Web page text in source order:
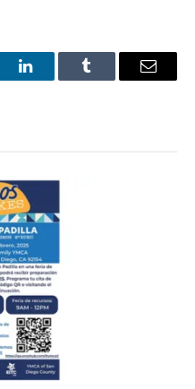
LinkedInTumblr Email